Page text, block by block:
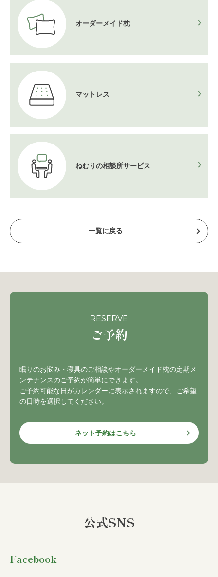
オーダーメイド枕
マットレス
ねむりの相談所サービス
一覧に戻る
RESERVE
ご予約
眠りのお悩み・寝具のご相談やオーダーメイド枕の定期メ
ンテナンスのご予約が簡単にできます。
ご予約可能な日がカレンダーに表示されますので、ご希望
の日時を選択してください。
ネット予約はこちら
公式SNS
Facebook